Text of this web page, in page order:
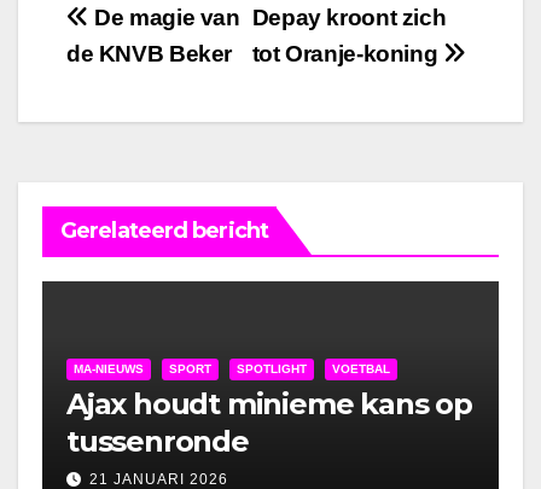
Bericht
navigatie
Depay kroont zich
tot Oranje-koning
De magie van
de KNVB Beker
Gerelateerd bericht
MA-NIEUWS SPORT SPOTLIGHT VOETBAL
Ajax houdt minieme kans op
tussenronde
21 JANUARI 2026